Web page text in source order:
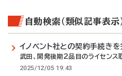
自動検索（類似記事表示
イノベント社との契約手続きを
武田、開発後期2品目のライセンス
2025/12/05 19:43